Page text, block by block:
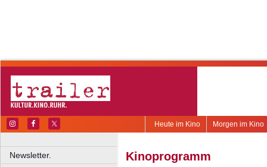
Morgen im Kino
Heute im Kino
Newsletter.
Kinoprogramm